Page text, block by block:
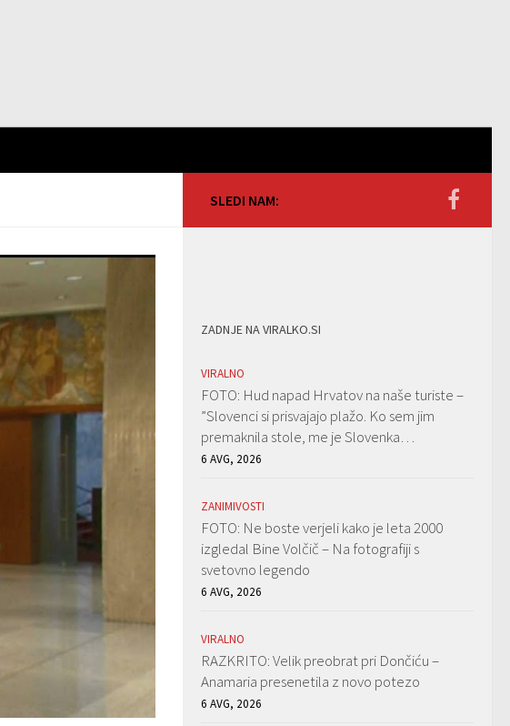
SLEDI NAM:
ZADNJE NA VIRALKO.SI
VIRALNO
FOTO: Hud napad Hrvatov na naše turiste –
”Slovenci si prisvajajo plažo. Ko sem jim
premaknila stole, me je Slovenka…
6 AVG, 2026
ZANIMIVOSTI
FOTO: Ne boste verjeli kako je leta 2000
izgledal Bine Volčič – Na fotografiji s
svetovno legendo
6 AVG, 2026
VIRALNO
RAZKRITO: Velik preobrat pri Dončiću –
Anamaria presenetila z novo potezo
6 AVG, 2026